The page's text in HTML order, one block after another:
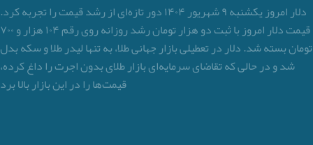
دلار امروز یکشنبه ۹ شهریور ۱۴۰۴ دور تازه‌‌ای از رشد قیمت را تجربه کرد.
قیمت دلار امروز با ثبت دو هزار تومان رشد روزانه روی رقم ۱۰۴ هزار و ۷۰۰
تومان بسته شد. دلار در تعطیلی بازار جهانی طلا، به تنها لیدر طلا و سکه بدل
شد و در حالی که تقاضای سرمایه‌ای بازار طلای بدون اجرت را داغ کرده،
قیمت‌ها را در این بازار بالا برد